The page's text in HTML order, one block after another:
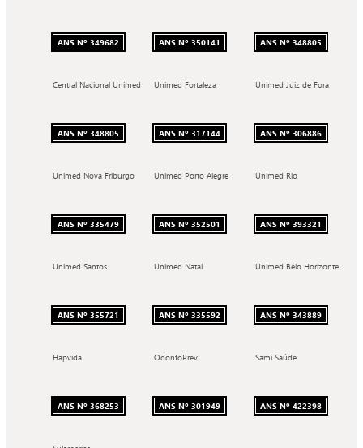
ANS Nº 349682 ANS Nº 350141 ANS Nº 348805
Central Nacional Unimed
ANS Nº 348805
Unimed Fortaleza
ANS Nº 317144
Unimed Juiz de Fora
ANS Nº 306886
Unimed Nova Friburgo
ANS Nº 335479
Unimed Porto Alegre
ANS Nº 352501
Unimed Rio
ANS Nº 393321
Unimed Santos
ANS Nº 355721
Unimed Natal
ANS Nº 335592
Unimed Belo Horizonte
ANS Nº 343889
Hapvida
ANS Nº 368253
OdontoPrev
ANS Nº 301949
Sami Saúde
ANS Nº 422398